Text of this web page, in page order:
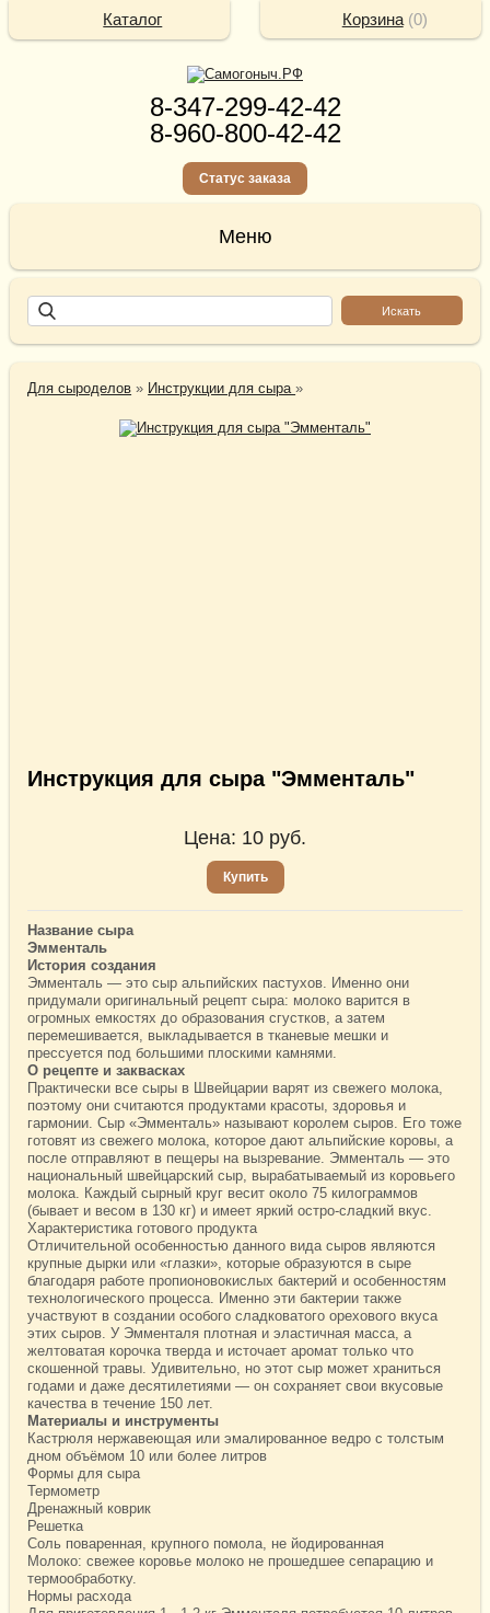
8-347-299-42-42
8-960-800-42-42
Статус заказа
Для сыроделов » Инструкции для сыра»
Инструкция для сыра "Эмменталь"
Цена: 10 руб.
Купить
Название сыра
Эмменталь
История создания
Эмменталь — это сыр альпийских пастухов. Именно они
придумали оригинальный рецепт сыра: молоко варится в
огромных емкостях до образования сгустков, а затем
перемешивается, выкладывается в тканевые мешки и
прессуется под большими плоскими камнями.
О рецепте и заквасках
Практически все сыры в Швейцарии варят из свежего молока,
поэтому они считаются продуктами красоты, здоровья и
гармонии. Сыр «Эмменталь» называют королем сыров. Его тоже
готовят из свежего молока, которое дают альпийские коровы, а
после отправляют в пещеры на вызревание. Эмменталь — это
национальный швейцарский сыр, вырабатываемый из коровьего
молока. Каждый сырный круг весит около 75 килограммов
(бывает и весом в 130 кг) и имеет яркий остро-сладкий вкус.
Характеристика готового продукта
Отличительной особенностью данного вида сыров являются
крупные дырки или «глазки», которые образуются в сыре
благодаря работе пропионовокислых бактерий и особенностям
технологического процесса. Именно эти бактерии также
участвуют в создании особого сладковатого орехового вкуса
этих сыров. У Эмменталя плотная и эластичная масса, а
желтоватая корочка тверда и источает аромат только что
скошенной травы. Удивительно, но этот сыр может храниться
годами и даже десятилетиями — он сохраняет свои вкусовые
качества в течение 150 лет.
Материалы и инструменты
Кастрюля нержавеющая или эмалированное ведро с толстым
дном объёмом 10 или более литров
Формы для сыра
Термометр
Дренажный коврик
Решетка
Соль поваренная, крупного помола, не йодированная
Молоко: свежее коровье молоко не прошедшее сепарацию и
термообработку.
Нормы расхода
Корзина(0)
Каталог